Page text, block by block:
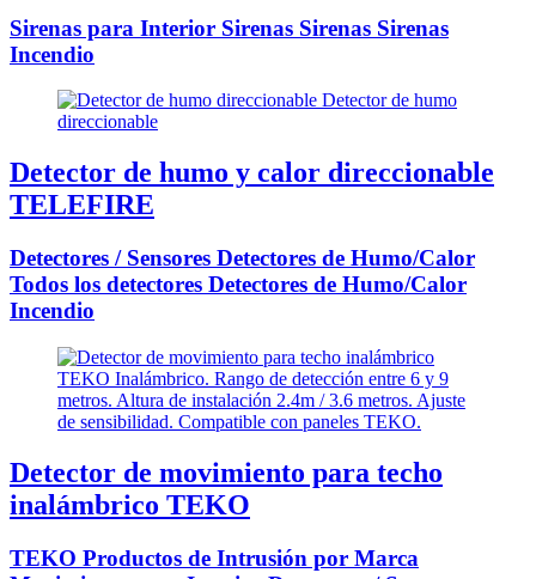
Sirenas para Interior Sirenas Sirenas Sirenas
Incendio
Detector de humo y calor direccionable
TELEFIRE
Detectores / Sensores Detectores de Humo/Calor
Todos los detectores Detectores de Humo/Calor
Incendio
Detector de movimiento para techo
inalámbrico TEKO
TEKO Productos de Intrusión por Marca